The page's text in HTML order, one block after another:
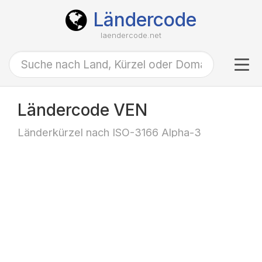
Ländercode
laendercode.net
Ländercode VEN
Länderkürzel nach ISO-3166 Alpha-3